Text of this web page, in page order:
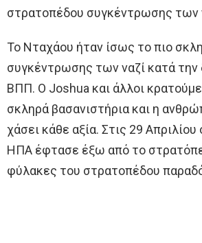
στρατοπέδου συγκέντρωσης των
Το Νταχάου ήταν ίσως το πιο
συγκέντρωσης των ναζί κατά την
ΒΠΠ. Ο Joshua και άλλοι
σκληρά βασανιστήρια και η
χάσει κάθε αξία. Στις 29
ΗΠΑ έφτασε έξω από το
φύλακες του στρατοπέδου